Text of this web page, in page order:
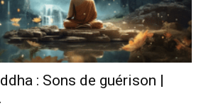
: Sons de guérison |